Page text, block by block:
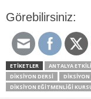
Görebilirsiniz:
ETİKETLER ANTALYA
DIKSIYON DERSI
DIKSIYON
DIKSIYON EĞITMENLIĞI